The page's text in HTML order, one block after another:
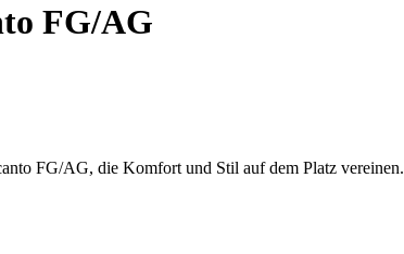
FG/AG
FG/AG, die Komfort und Stil auf dem Platz vereinen.